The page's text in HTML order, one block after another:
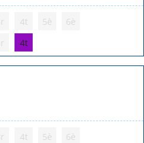
4t 5è
6è
4t
4t 5è
6è